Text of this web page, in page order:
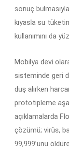
sonuç
kıyasla su
kullanımını da
Mobilya devi
sisteminde geri
duş alırken
prototipleme
açıklamalarda
çözümü; virüs,
99,999’unu